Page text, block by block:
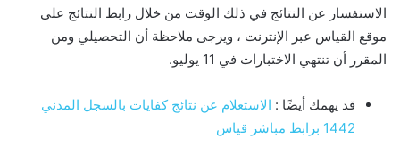
الاستفسار عن النتائج في ذلك الوقت من خلال رابط النتائج على
موقع القياس عبر الإنترنت ، ويرجى ملاحظة أن التحصيلي ومن
المقرر أن تنتهي الاختبارات في 11 يوليو.
قد يهمك أيضًا : الاستعلام عن نتائج كفايات بالسجل المدني
1442 برابط مباشر قياس